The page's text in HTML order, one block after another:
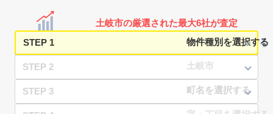
土岐市の厳選された最大6社が査定
STEP 1
STEP 2
STEP 3